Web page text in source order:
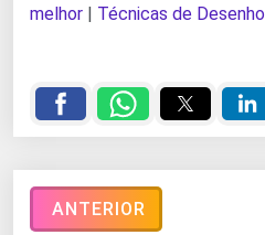
melhor
Técnicas de Desenho
ANTERIOR